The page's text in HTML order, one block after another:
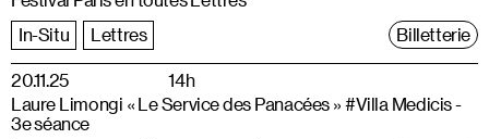
In-Situ Lettres Billetterie
20.11.25 14h
Laure Limongi « Le Service des Panacées » #Villa Medicis -
3e séance